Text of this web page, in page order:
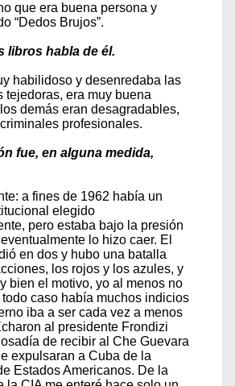
que era buena persona y
“Dedos Brujos”.
libros habla de él.
habilidoso y desenredaba las
tejedoras, era muy buena
demás eran desagradables,
profesionales.
fue, en alguna medida,
a fines de 1962 había un
elegido
pero estaba bajo la presión
lo hizo caer. El
en dos y hubo una batalla
los rojos y los azules, y
bien el motivo, yo al menos no
caso había muchos indicios
iba a ser cada vez a menos
al presidente Frondizi
de recibir al Che Guevara
expulsaran a Cuba de la
Estados Americanos. De la